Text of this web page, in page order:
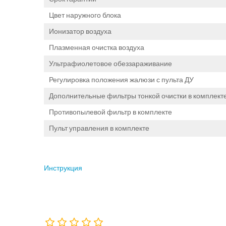
Цвет наружного блока
Ионизатор воздуха
Плазменная очистка воздуха
Ультрафиолетовое обеззараживание
Регулировка положения жалюзи с пульта ДУ
Дополнительные фильтры тонкой очистки в
Противопылевой фильтр в комплекте
Пульт управления в комплекте
Инструкция